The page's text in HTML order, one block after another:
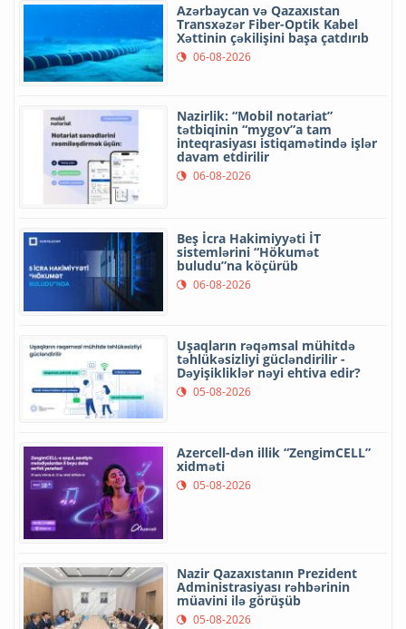
Azərbaycan və Qazaxıstan
Transxəzər Fiber-Optik Kabel
Xəttinin çəkilişini başa çatdırıb
06-08-2026
Nazirlik: “Mobil notariat”
tətbiqinin “mygov”a tam
inteqrasiyası istiqamətində işlər
davam etdirilir
06-08-2026
Beş İcra Hakimiyyəti İT
sistemlərini “Hökumət
buludu”na köçürüb
06-08-2026
Uşaqların rəqəmsal mühitdə
təhlükəsizliyi gücləndirilir -
Dəyişikliklər nəyi ehtiva edir?
05-08-2026
Azercell-dən illik “ZengimCELL”
xidməti
05-08-2026
Nazir Qazaxıstanın Prezident
Administrasiyası rəhbərinin
müavini ilə görüşüb
05-08-2026